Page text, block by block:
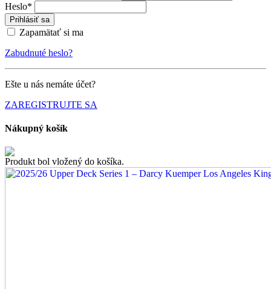
Heslo*
Prihlásiť sa
Zapamätať si ma
Zabudnuté heslo?
Ešte u nás nemáte účet?
ZAREGISTRUJTE SA
Nákupný košík
Produkt bol vložený do košíka.